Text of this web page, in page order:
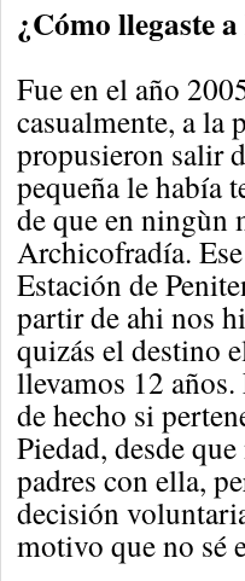
¿Cómo llegaste
Fue en el año
casualmente, a la
propusieron salir
pequeña le había
de que en ningùn
Archicofradía.
Estación de
partir de ahi nos
quizás el destino
llevamos 12
de hecho si
Piedad, desde
padres con ella,
decisión
motivo que no sé